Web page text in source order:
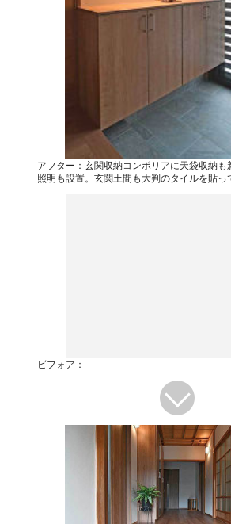
アフター：玄関収納コンポリアに天袋収納も
照明も設置。玄関土間も大判のタイルを貼っ
ビフォア：